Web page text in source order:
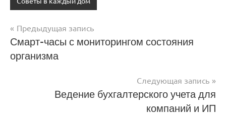
Навигация
по
Предыдущая запись
Смарт-часы с мониторингом состояния
организма
Следующая запись
Ведение бухгалтерского учета для
компаний и ИП